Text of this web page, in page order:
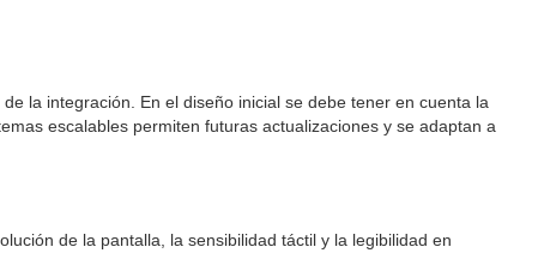
la integración. En el diseño inicial se debe tener en cuenta la
escalables permiten futuras actualizaciones y se adaptan a
de la pantalla, la sensibilidad táctil y la legibilidad en